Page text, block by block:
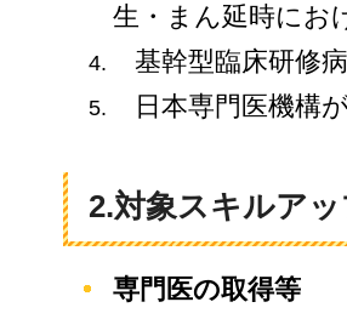
生・まん延時にお
基幹型臨床研修
日本専門医機構
​​​​2.対象スキルア
専門医の取得等